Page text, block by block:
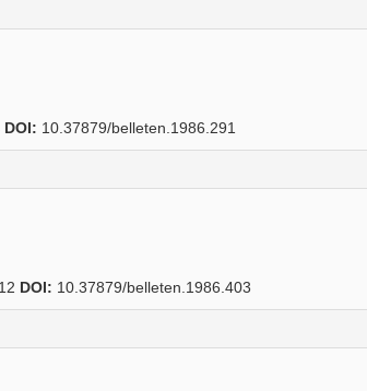
DOI: 10.37879/belleten.1986.291
DOI: 10.37879/belleten.1986.403